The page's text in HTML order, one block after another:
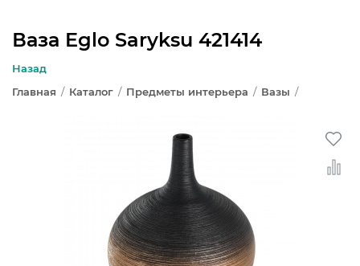
Ваза Eglo Saryksu 421414
Назад
Главная / Каталог / Предметы интерьера / Вазы /
ЛЮСТРЫ
СВЕТИЛЬНИКИ КАК В ИКЕА